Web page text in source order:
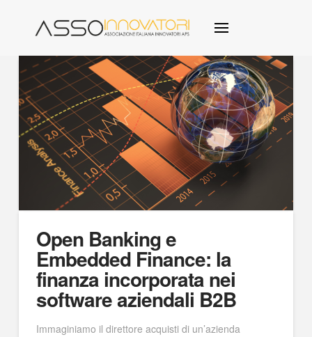
Open Banking e
Embedded Finance: la
finanza incorporata nei
software aziendali B2B
Immaginiamo il direttore acquisti di un’azienda